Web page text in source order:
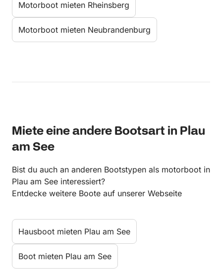
Motorboot mieten Rheinsberg
Motorboot mieten Neubrandenburg
Miete eine andere Bootsart in Plau
am See
Bist du auch an anderen Bootstypen als motorboot in
Plau am See interessiert?
Entdecke weitere Boote auf unserer Webseite
Hausboot mieten Plau am See
Boot mieten Plau am See